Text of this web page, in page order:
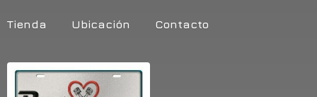
Tienda Ubicación Contacto